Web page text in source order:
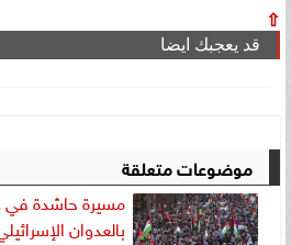
⇧
قد يعجبك ايضا
موضوعات متعلقة
مسيرة حاشدة في
بالعدوان